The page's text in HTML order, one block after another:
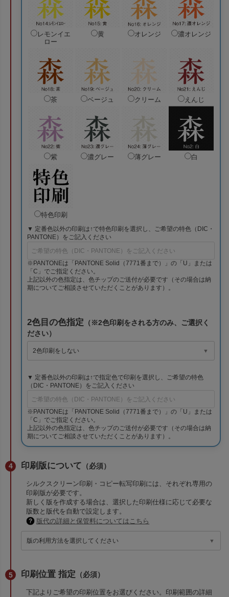
レモンイエ
ロー
黄 オレンジ 濃オレンジ
茶 ベージュ クリーム えんじ
紫 濃グレー 薄グレー 白
特色印刷
▼ 定番色以外の印刷は↑で特色印刷を選択し、ご希望の特色（DIC・
PANTONE）をご記入ください
※PANTONEは「PANTONE Solid（7771番まで）」の「U」または
「C」でご指定ください。
上記以外の色指定は、色チップのご送付が必要です（その場合は納
期についてご相談させていただくことがあります）。
2色目の色指定 （※2色印刷をされる方のみ、ご選択く
ださい）
▼ 定番色以外の印刷は↑で指定色で印刷を選択し、ご希望の特色
（DIC・PANTONE）をご記入ください
※PANTONEは「PANTONE Solid（7771番まで）」の「U」または
「C」でご指定ください。
上記以外の色指定は、色チップのご送付が必要です（その場合は納
期についてご相談させていただくことがあります）。
印刷版について （必須）
シルクスクリーン印刷・コピー転写印刷には、それぞれ専用の
印刷版が必要です。
新しく版を作成する場合は、選択した印刷仕様に応じて必要な
版数と版代を自動で設定します。
版代の詳細と保管料についてはこちら
印刷位置 指定 （必須）
下記よりご希望の印刷位置をお選びください。印刷範囲の詳細